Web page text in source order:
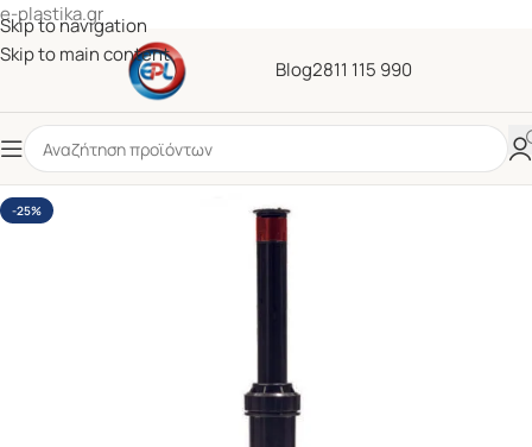
e-plastika.gr
Skip to navigation
Skip to main content
Blog2811 115 990
-25%